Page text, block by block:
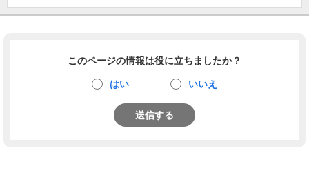
このページの情報は役に立ちましたか？
はい いいえ
送信する